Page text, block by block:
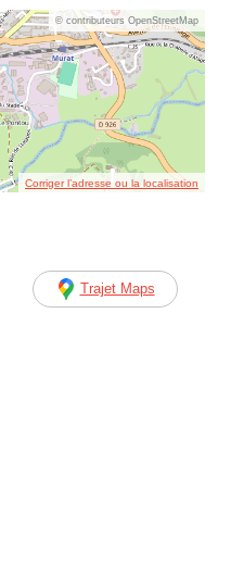
© contributeurs OpenStreetMap
Corriger l’adresse ou la localisation
Trajet Maps